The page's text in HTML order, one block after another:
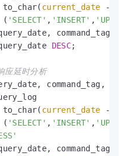
to_char( current_date -
( 'SELECT' , 'INSERT' ,
DESC;
应延时分析
command_tag,
to_char( current_date -
( 'SELECT' , 'INSERT' ,